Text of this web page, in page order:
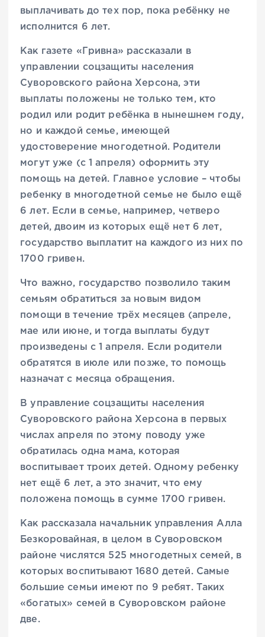
выплачивать до тех пор, пока ребёнку не
исполнится 6 лет.
Как газете «Гривна» рассказали в
управлении соцзащиты населения
Суворовского района Херсона, эти
выплаты положены не только тем, кто
родил или родит ребёнка в нынешнем году,
но и каждой семье, имеющей
удостоверение многодетной. Родители
могут уже (с 1 апреля) оформить эту
помощь на детей. Главное условие – чтобы
ребенку в многодетной семье не было ещё
6 лет. Если в семье, например, четверо
детей, двоим из которых ещё нет 6 лет,
государство выплатит на каждого из них по
1700 гривен.
Что важно, государство позволило таким
семьям обратиться за новым видом
помощи в течение трёх месяцев (апреле,
мае или июне, и тогда выплаты будут
произведены с 1 апреля. Если родители
обратятся в июле или позже, то помощь
назначат с месяца обращения.
В управление соцзащиты населения
Суворовского района Херсона в первых
числах апреля по этому поводу уже
обратилась одна мама, которая
воспитывает троих детей. Одному ребенку
нет ещё 6 лет, а это значит, что ему
положена помощь в сумме 1700 гривен.
Как рассказала начальник управления Алла
Безкоровайная, в целом в Суворовском
районе числятся 525 многодетных семей, в
которых воспитывают 1680 детей. Самые
большие семьи имеют по 9 ребят. Таких
«богатых» семей в Суворовском районе
две.